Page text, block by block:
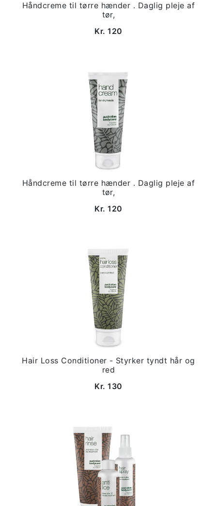
Håndcreme til tørre hænder . Daglig pleje af
tør,
Kr. 120
Håndcreme til tørre hænder . Daglig pleje af
tør,
Kr. 120
Hair Loss Conditioner - Styrker tyndt hår og
red
Kr. 130